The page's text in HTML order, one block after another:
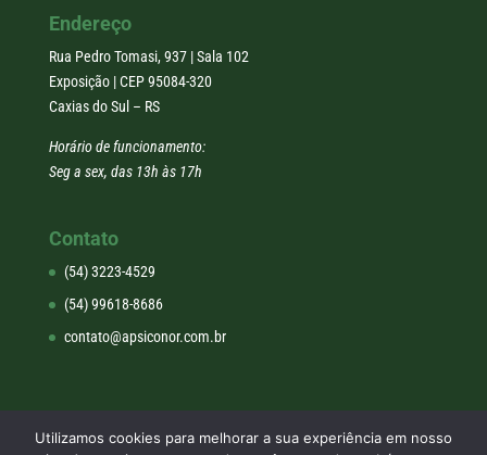
Endereço
Rua Pedro Tomasi, 937 | Sala 102
Exposição | CEP 95084-320
Caxias do Sul – RS
Horário de funcionamento:
Seg a sex, das 13h às 17h
Contato
(54) 3223-4529
(54) 99618-8686
contato@apsiconor.com.br
Utilizamos cookies para melhorar a sua experiência em nosso